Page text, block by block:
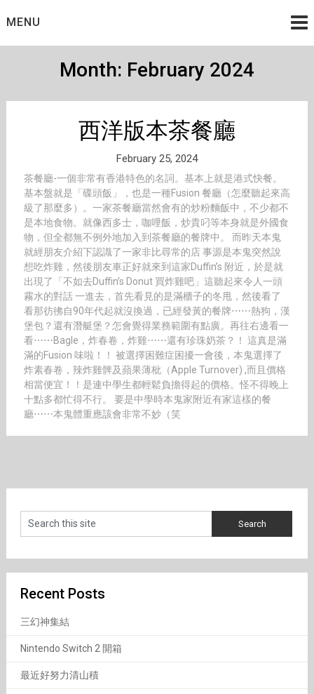
toMENU
Month: February 2024
西洋版本茶餐廳
February 25, 2024
茶餐廳-一個非常有香港特色的名詞。基本上就是港式快餐。
基本盤就是「碟頭飯」，也是一種Fusion 餐廳（怎麼聽起來高
級了那麼多）。一家茶餐廳當然會有的炒粉麵飯中，不少都不
是本地食物。就像西多士，咖哩飯，炒貴叼等本身就是外國食
物，但全都無不例外地加入到茶餐廳的餐牌中。 而昨天本鬼
就經朋友介紹下認識了一家非比尋常的店 事源是本鬼突然說
想吃炸雞，然後朋友車正好就來到這家Duffin’s 附近，於是就
出現了「不如去Duffin’s Donut 買炸雞吧」這聽起來令人一頭
霧水的對話 一進去，首先看見的是滿櫃子的冬甩，然後看了
看那彷彿自90年代起就沒換過，已經發黃的餐牌⋯⋯熱狗，漢
堡包？還有潛艇堡？怎會覺得業務範圍有點廣。再往右邊看一
看⋯⋯Bagle，炸春卷，炸雞⋯⋯還有珍珠奶茶？！ 這真是滿
滿的Fusion 味啦！！ 被選擇困難症困擾一會後，本鬼選擇了
炸素春卷，辣炸雞髀及蘋果薄枇（Apple Turnover) ,而且價格
相當便宜！！是連中學生都輕鬆負擔得起的價格。怪不得晚上
十點多都忙得不行。 要是中學時本鬼家附近有家這樣的餐
廳⋯⋯本鬼體重應該會非常不妙（笑
Recent Posts
三幻神集結
Nintendo Switch 2 開箱
最近好努力清山積